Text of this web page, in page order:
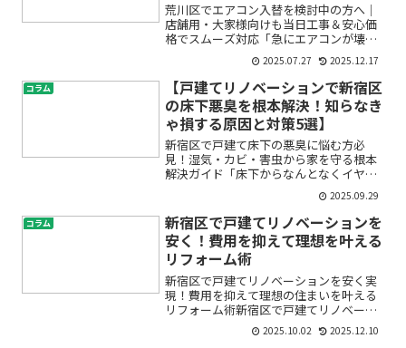
荒川区でエアコン入替を検討中の方へ｜
店舗用・大家様向けも当日工事＆安心価
格でスムーズ対応「急にエアコンが壊れ
てしまった」「店舗の営業に支障が出そ
う」「賃貸物件の入居者からエアコンの
不具合報告が来て困っている」――荒川区で
このようなお悩みをお...
2025.07.27 2025.12.17
コラム
【戸建てリノベーションで新宿区
の床下悪臭を根本解決！知らなき
ゃ損する原因と対策5選】
新宿区で戸建て床下の悪臭に悩む方必
見！湿気・カビ・害虫から家を守る根本
解決ガイド「床下からなんとなくイヤな
ニオイが上がってくる気がする」「家の
中がかび臭い気がして心配」「虫が増え
たような…これって床下のせい？」こん
な疑問や不安をお持ちではな...
2025.09.29
コラム
新宿区で戸建てリノベーションを
安く！費用を抑えて理想を叶える
リフォーム術
新宿区で戸建てリノベーションを安く実
現！費用を抑えて理想の住まいを叶える
リフォーム術新宿区で戸建てリノベーシ
ョンを検討しているけれど、「費用が高
くなりそう」「どんな業者に頼むのが正
2025.10.02 2025.12.10